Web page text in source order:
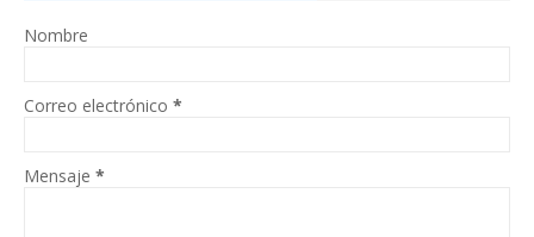
Nombre
Correo electrónico *
Mensaje *